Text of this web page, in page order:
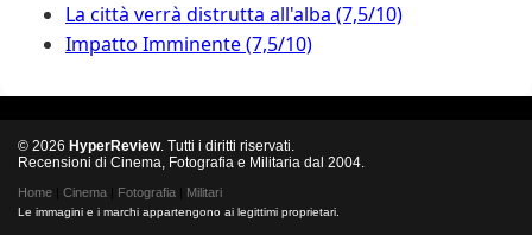
La città verrà distrutta all'alba (7,5/10)
Impatto Imminente (7,5/10)
© 2026 HyperReview. Tutti i diritti riservati.
Recensioni di Cinema, Fotografia e Militaria dal 2004.
Home Cinema Fotografia Militari
Le immagini e i marchi appartengono ai legittimi proprietari.